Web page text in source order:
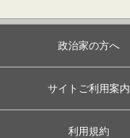
政治家の方へ
サイトご利用案内
利用規約